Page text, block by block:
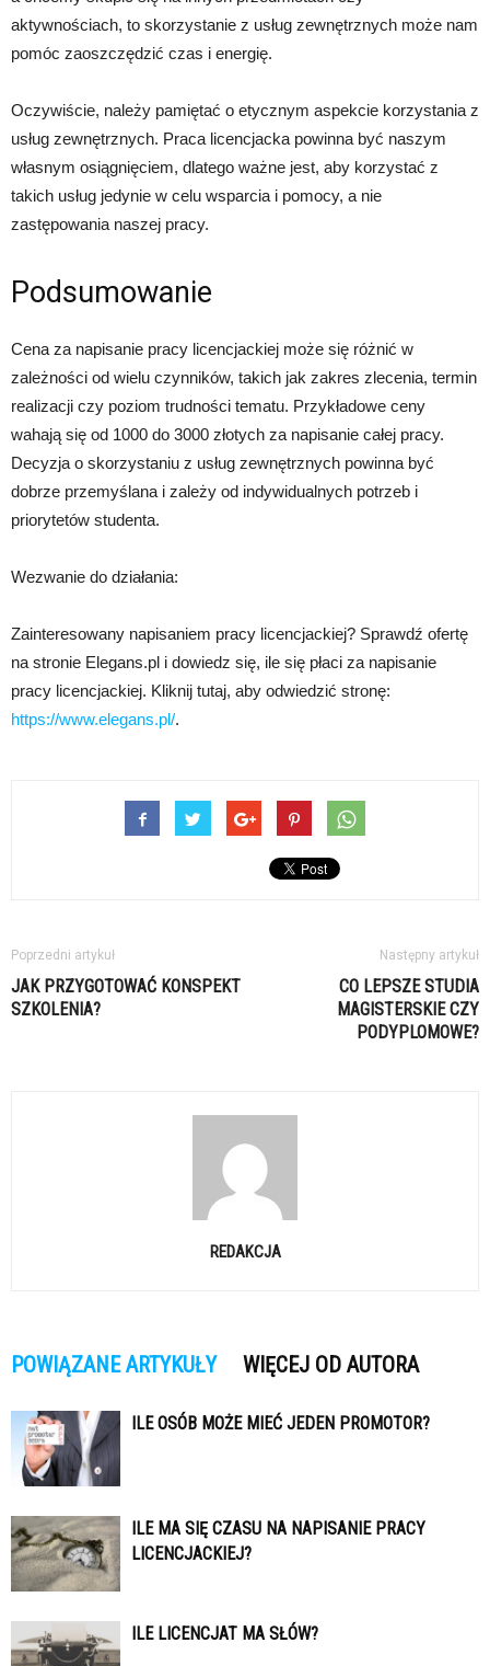
aktywnościach, to skorzystanie z usług zewnętrznych może nam
pomóc zaoszczędzić czas i energię.
Oczywiście, należy pamiętać o etycznym aspekcie korzystania z
usług zewnętrznych. Praca licencjacka powinna być naszym
własnym osiągnięciem, dlatego ważne jest, aby korzystać z
takich usług jedynie w celu wsparcia i pomocy, a nie
zastępowania naszej pracy.
Podsumowanie
Cena za napisanie pracy licencjackiej może się różnić w
zależności od wielu czynników, takich jak zakres zlecenia, termin
realizacji czy poziom trudności tematu. Przykładowe ceny
wahają się od 1000 do 3000 złotych za napisanie całej pracy.
Decyzja o skorzystaniu z usług zewnętrznych powinna być
dobrze przemyślana i zależy od indywidualnych potrzeb i
priorytetów studenta.
Wezwanie do działania:
Zainteresowany napisaniem pracy licencjackiej? Sprawdź ofertę
na stronie Elegans.pl i dowiedz się, ile się płaci za napisanie
pracy licencjackiej. Kliknij tutaj, aby odwiedzić stronę:
https://www.elegans.pl/.
Poprzedni artykuł
JAK PRZYGOTOWAĆ KONSPEKT
SZKOLENIA?
Następny artykuł
CO LEPSZE STUDIA
MAGISTERSKIE CZY
PODYPLOMOWE?
REDAKCJA
POWIĄZANE ARTYKUŁY WIĘCEJ OD AUTORA
ILE OSÓB MOŻE MIEĆ JEDEN PROMOTOR?
ILE MA SIĘ CZASU NA NAPISANIE PRACY
LICENCJACKIEJ?
ILE LICENCJAT MA SŁÓW?